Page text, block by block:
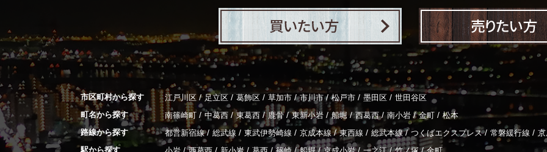
市区町村から探す 江戸川区 / 足立区 / 葛飾区 / 草加市 / 市川市 / 松戸市 / 墨田区 / 世田谷区
町名から探す
南篠崎町 / 中葛西 / 東葛西 / 鹿骨 / 東新小岩 / 船堀 / 西葛西 / 南小岩 / 金町 / 松本
路線から探す
都営新宿線 / 総武線 / 東武伊勢崎線 / 京成本線 / 東西線 / 総武本線 / つくばエクスプレス / 常磐緩行線 /
駅から探す